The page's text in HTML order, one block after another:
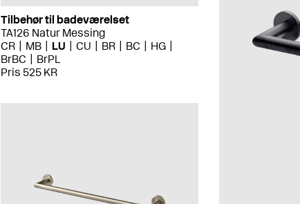
Tilbehør til badeværelset
TA126 Natur Messing
CR
MB LU CU BR BC
HG
BrBC
BrPL
Pris 525 KR